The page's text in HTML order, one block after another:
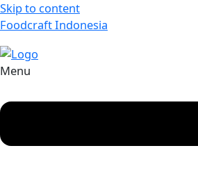
Skip to content
Foodcraft Indonesia
Menu